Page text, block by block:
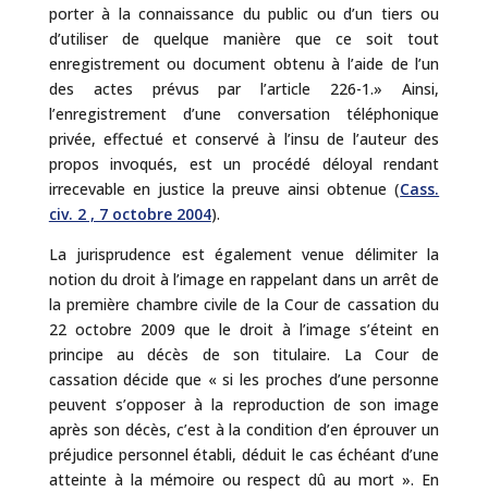
porter à la connaissance du public ou d’un tiers ou
d’utiliser de quelque manière que ce soit tout
enregistrement ou document obtenu à l’aide de l’un
des actes prévus par l’article 226-1.» Ainsi,
l’enregistrement d’une conversation téléphonique
privée, effectué et conservé à l’insu de l’auteur des
propos invoqués, est un procédé déloyal rendant
irrecevable en justice la preuve ainsi obtenue (Cass.
civ. 2 , 7 octobre 2004).
La jurisprudence est également venue délimiter la
notion du droit à l’image en rappelant dans un arrêt de
la première chambre civile de la Cour de cassation du
22 octobre 2009 que le droit à l’image s’éteint en
principe au décès de son titulaire. La Cour de
cassation décide que « si les proches d’une personne
peuvent s’opposer à la reproduction de son image
après son décès, c’est à la condition d’en éprouver un
préjudice personnel établi, déduit le cas échéant d’une
atteinte à la mémoire ou respect dû au mort ». En